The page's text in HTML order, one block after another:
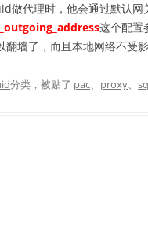
代理时，他会通过默认网
这个配置
墙了，而且本地网络不受影
分类，被贴了 pac、 proxy、